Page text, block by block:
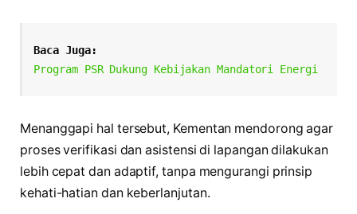
Baca Juga:
Program PSR Dukung Kebijakan Mandatori Energi
Menanggapi hal tersebut, Kementan mendorong agar
proses verifikasi dan asistensi di lapangan dilakukan
lebih cepat dan adaptif, tanpa mengurangi prinsip
kehati-hatian dan keberlanjutan.